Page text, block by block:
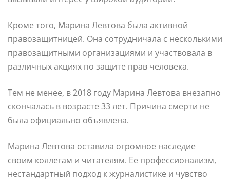
Кроме того, Марина Левтова была активной
правозащитницей. Она сотрудничала с несколькими
правозащитными организациями и участвовала в
различных акциях по защите прав человека.
Тем не менее, в 2018 году Марина Левтова внезапно
скончалась в возрасте 33 лет. Причина смерти не
была официально объявлена.
Марина Левтова оставила огромное наследие
своим коллегам и читателям. Ее профессионализм,
нестандартный подход к журналистике и чувство